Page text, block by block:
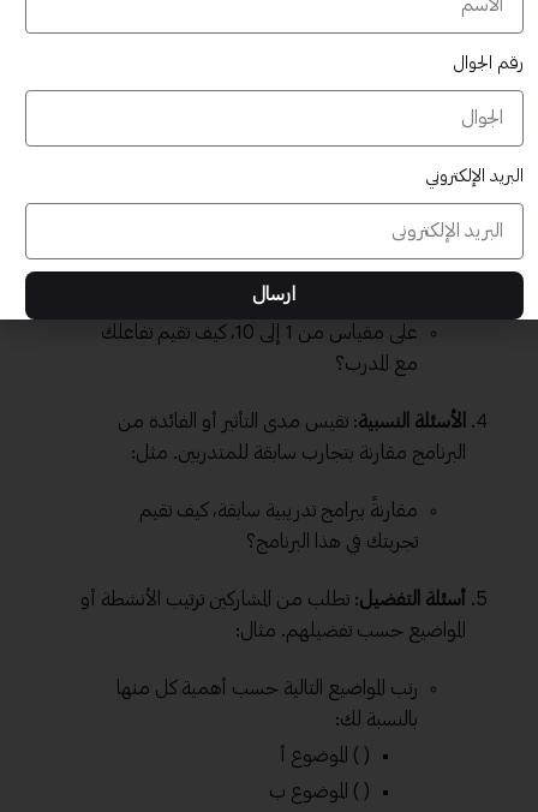
الأسئلة المفتوحة
بشكل أوسع، مما يعطيك رؤى مفيدة. مثلاً:
أسئلة التقييم النوعية
بشكل دقيق، مثل:
على مقياس من 1 إلى 10، كيف تقيم تفاعلك
مع المدرب؟
الأسئلة النسبية: تقيس مدى التأثير أو الفائدة من
البرنامج مقارنة بتجارب سابقة للمتدربين. مثل:
مقارنةً ببرامج تدريبية سابقة، كيف تقيم
تجربتك في هذا البرنامج؟
أسئلة التفضيل: تطلب من المشاركين ترتيب الأنشطة أو
المواضيع حسب تفضيلهم. مثال:
رتب المواضيع التالية حسب أهمية كل منها
بالنسبة لك:
( ) الموضوع أ
( ) الموضوع ب
رقم الجوال
البريد الإلكتروني
ارسال